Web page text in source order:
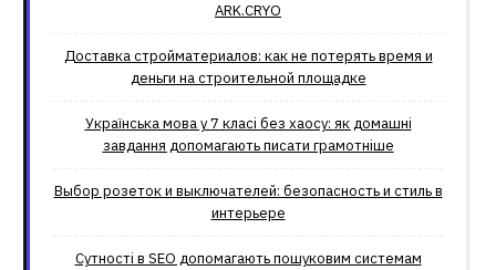
ARK.CRYO
Доставка стройматериалов: как не потерять время и
деньги на строительной площадке
Українська мова у 7 класі без хаосу: як домашні
завдання допомагають писати грамотніше
Выбор розеток и выключателей: безопасность и стиль в
интерьере
Сутності в SEO допомагають пошуковим системам